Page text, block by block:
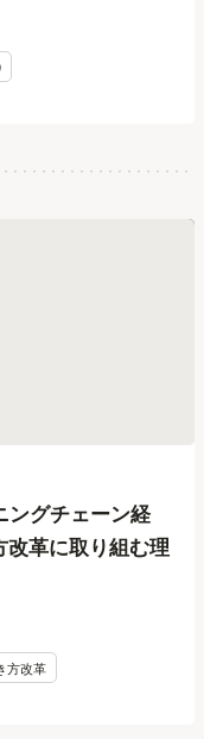
ングチェーン経
革に取り組む理
方改革